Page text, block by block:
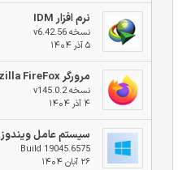
نرم افزار IDM
نسخه v6.42.56
۵ آذر ۱۴۰۴
مرورگر Mozilla FireFox
نسخه v145.0.2
۴ آذر ۱۴۰۴
سیستم عامل ویندوز ۱۰
Build 19045.6575
۲۶ آبان ۱۴۰۴